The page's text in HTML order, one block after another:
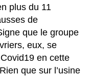
plus du 11
de
que le groupe
eux, se
en cette
que sur l’usine